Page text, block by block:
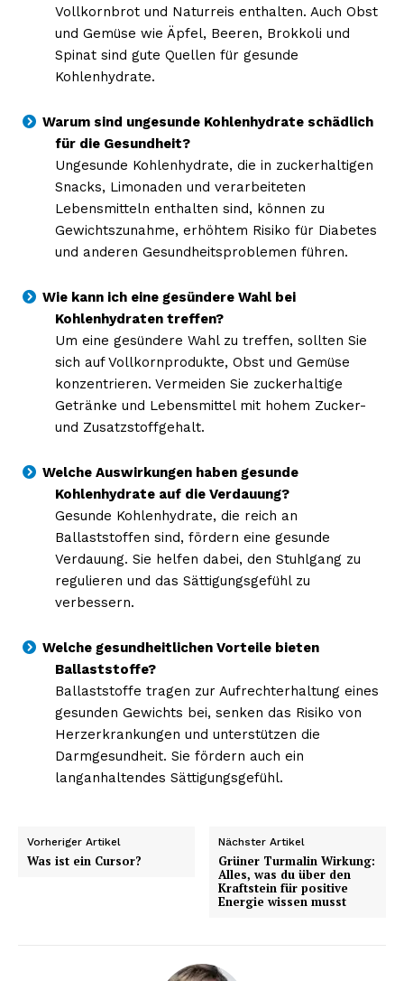
NEWSLETTER ABONNIEREN
Inhalte
Vollkornbrot und Naturreis enthalten. Auch Obst
und Gemüse wie Äpfel, Beeren, Brokkoli und
Spinat sind gute Quellen für gesunde
Kohlenhydrate.
Warum sind ungesunde Kohlenhydrate schädlich
für die Gesundheit?
Ungesunde Kohlenhydrate, die in zuckerhaltigen
Snacks, Limonaden und verarbeiteten
Lebensmitteln enthalten sind, können zu
Gewichtszunahme, erhöhtem Risiko für Diabetes
und anderen Gesundheitsproblemen führen.
Wie kann ich eine gesündere Wahl bei
Kohlenhydraten treffen?
Um eine gesündere Wahl zu treffen, sollten Sie
sich auf Vollkornprodukte, Obst und Gemüse
konzentrieren. Vermeiden Sie zuckerhaltige
Getränke und Lebensmittel mit hohem Zucker-
und Zusatzstoffgehalt.
Welche Auswirkungen haben gesunde
Kohlenhydrate auf die Verdauung?
Gesunde Kohlenhydrate, die reich an
Ballaststoffen sind, fördern eine gesunde
Verdauung. Sie helfen dabei, den Stuhlgang zu
regulieren und das Sättigungsgefühl zu
verbessern.
Welche gesundheitlichen Vorteile bieten
Ballaststoffe?
Ballaststoffe tragen zur Aufrechterhaltung eines
gesunden Gewichts bei, senken das Risiko von
Herzerkrankungen und unterstützen die
Darmgesundheit. Sie fördern auch ein
langanhaltendes Sättigungsgefühl.
Vorheriger Artikel
Was ist ein Cursor?
Nächster Artikel
Grüner Turmalin Wirkung:
Alles, was du über den
Kraftstein für positive
Energie wissen musst